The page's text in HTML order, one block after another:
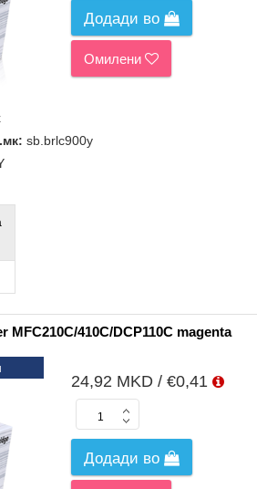
Додади во
Омилени
sb.brlc900y
410C/DCP110C magenta
24,92 MKD / €0,41
Додади во